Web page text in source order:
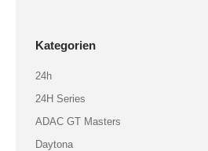
Kategorien
24h
24H Series
ADAC GT Masters
Daytona